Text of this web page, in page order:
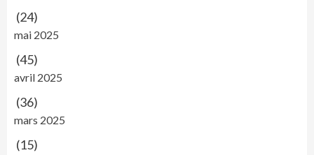
(24)
mai 2025
(45)
avril 2025
(36)
mars 2025
(15)